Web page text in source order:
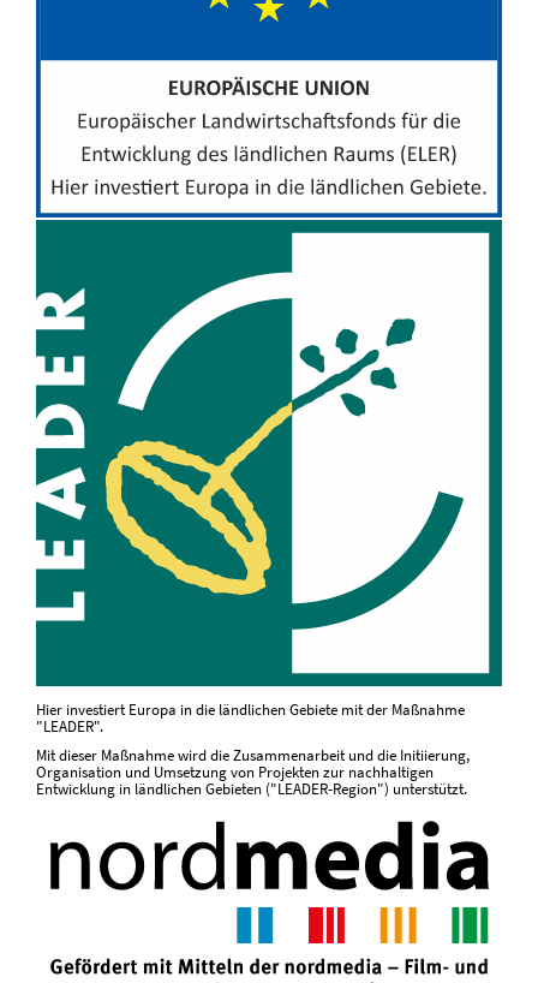
Hier investiert Europa in die ländlichen Gebiete mit der Maßnahme
"LEADER".
Mit dieser Maßnahme wird die Zusammenarbeit und die Initiierung,
Organisation und Umsetzung von Projekten zur nachhaltigen
Entwicklung in ländlichen Gebieten ("LEADER-Region") unterstützt.